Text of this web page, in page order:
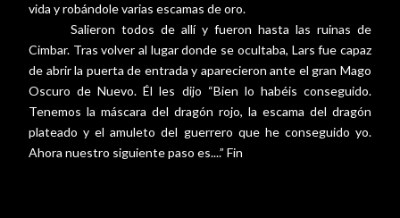
vida y robándole varias escamas de oro.
Salieron todos de allí y fueron hasta las ruinas de
Cimbar. Tras volver al lugar donde se ocultaba, Lars fue capaz
de abrir la puerta de entrada y aparecieron ante el gran Mago
Oscuro de Nuevo. Él les dijo “Bien lo habéis conseguido.
Tenemos la máscara del dragón rojo, la escama del dragón
plateado y el amuleto del guerrero que he conseguido yo.
Ahora nuestro siguiente paso es....” Fin